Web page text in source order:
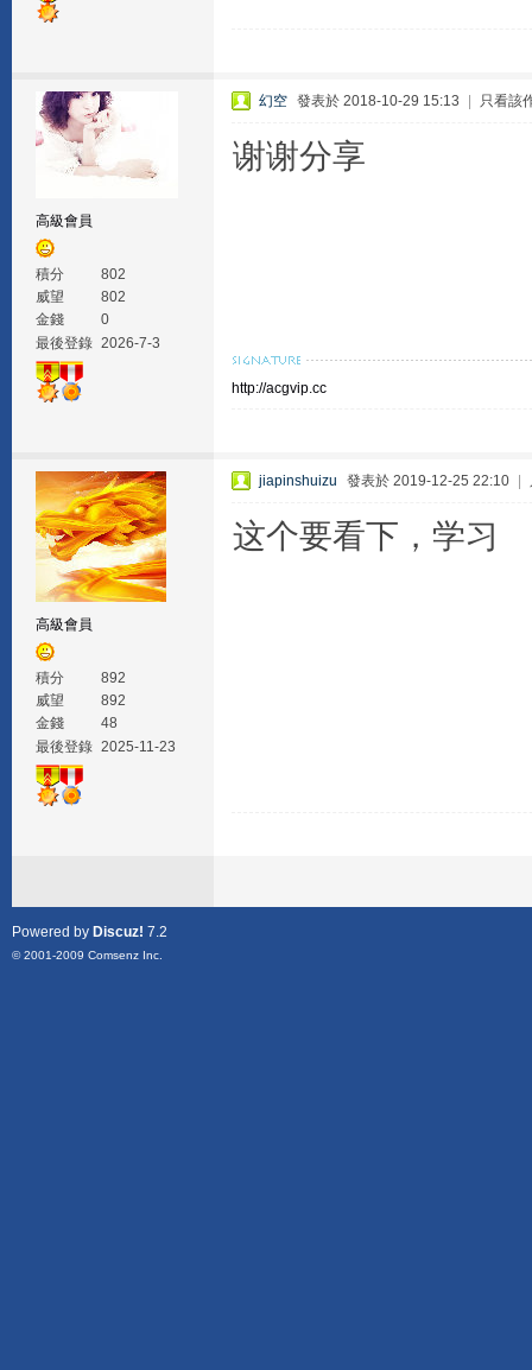
高級會員
積分
802
威望
802
金錢
0
最後登錄 2026-7-3
幻空 發表於 2018-10-29 15:13 只看該
谢谢分享
http://acgvip.cc
高級會員
積分
892
威望
892
金錢
48
最後登錄 2025-11-23
jiapinshuizu 發表於 2019-12-25 22:10
这个要看下，学习
Powered by Discuz! 7.2
© 2001-2009 Comsenz Inc.